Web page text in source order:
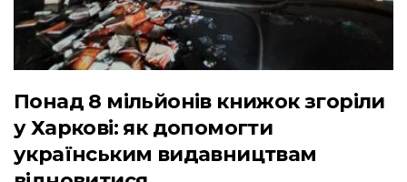
Понад 8 мільйонів книжок згоріли
у Харкові: як допомогти
українським видавництвам